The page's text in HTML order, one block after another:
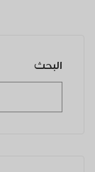
البحث